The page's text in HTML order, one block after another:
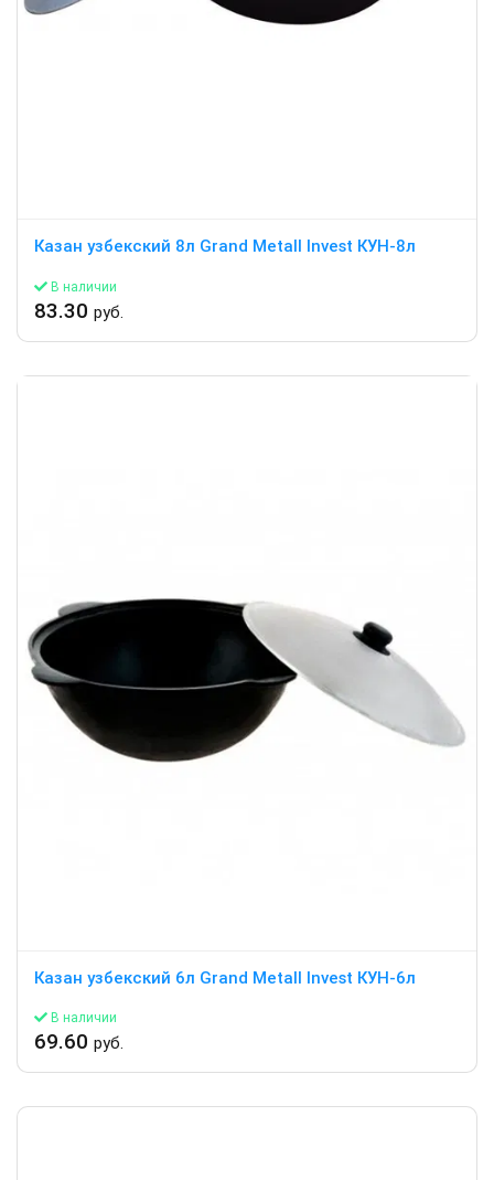
Казан узбекский 8л Grand Metall Invest КУН-8л
В наличии
83.30 руб.
Казан узбекский 6л Grand Metall Invest КУН-6л
В наличии
69.60 руб.